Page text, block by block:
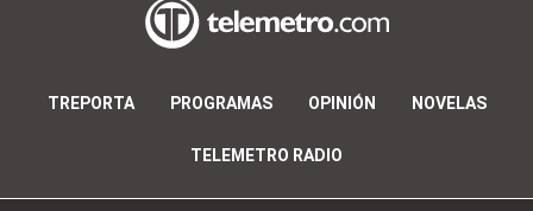
TREPORTA PROGRAMAS OPINIÓN NOVELAS
TELEMETRO RADIO